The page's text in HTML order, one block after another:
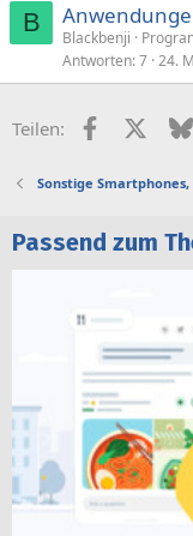
B
Blackbenji
Antworten 7 24.
Teilen: Facebook
X
Sonstige Smartphones,
Passend zum